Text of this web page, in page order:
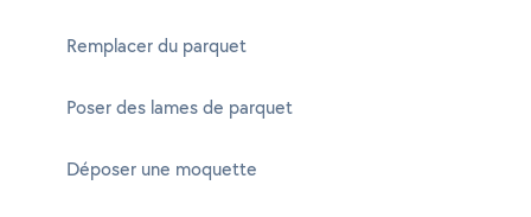
Remplacer du parquet
Poser des lames de parquet
Déposer une moquette